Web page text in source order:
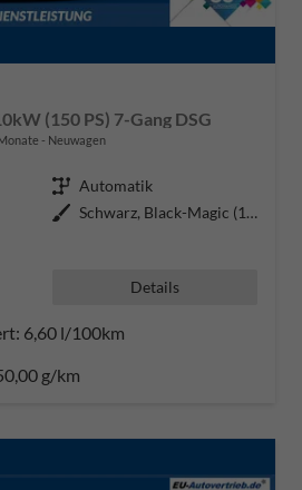
(150 PS) 7-Gang DSG
Neuwagen
Getriebe Automatik
Außenfarbe
Schwarz, Black-Magic (1Z1Z)
Details
6,60 l/100km
g/km